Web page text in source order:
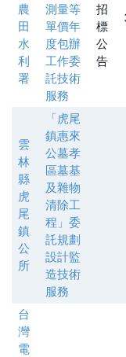
農
田
水
利
署
測量等
單價年
度包辦
工作委
託技術
服務
招
標
公
告
雲
林
縣
虎
尾
鎮
公
所
「虎尾
鎮惠來
公墓孝
區墓基
及雜物
清除工
程」委
託規劃
設計監
造技術
服務
台
灣
電